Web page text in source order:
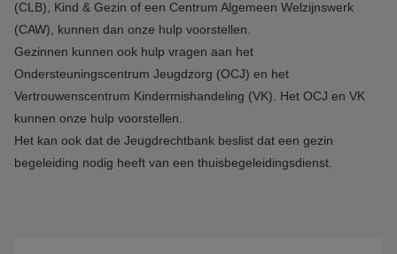
(CLB), Kind & Gezin of een Centrum Algemeen Welzijnswerk
(CAW), kunnen dan onze hulp voorstellen.
Gezinnen kunnen ook hulp vragen aan het
Ondersteuningscentrum Jeugdzorg (OCJ) en het
Vertrouwenscentrum Kindermishandeling (VK). Het OCJ en VK
kunnen onze hulp voorstellen.
Het kan ook dat de Jeugdrechtbank beslist dat een gezin
begeleiding nodig heeft van een thuisbegeleidingsdienst.